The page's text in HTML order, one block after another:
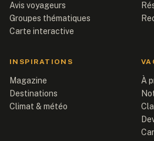
Avis voyageurs
Groupes thématiques
Carte interactive
INSPIRATIONS
Magazine
Destinations
Climat & météo
À